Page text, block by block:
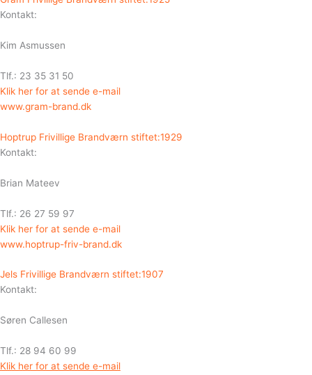
Kontakt:
Kim Asmussen
Tlf.: 23 35 31 50
Klik her for at sende e-mail
www.gram-brand.dk
Hoptrup Frivillige Brandværn stiftet:1929
Kontakt:
Brian Mateev
Tlf.: 26 27 59 97
Klik her for at sende e-mail
www.hoptrup-friv-brand.dk
Jels Frivillige Brandværn stiftet:1907
Kontakt:
Søren Callesen
Tlf.: 28 94 60 99
Klik her for at sende e-mail